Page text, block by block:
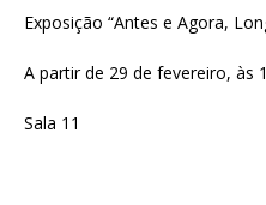
Exposição “Antes e Agora,
A partir de 29 de fevereiro, às
Sala 11